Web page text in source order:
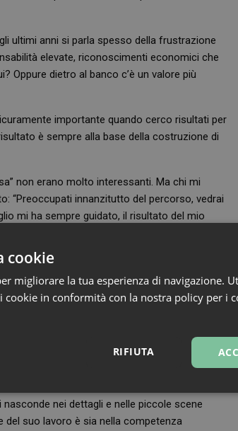
ultimi anni si parla spesso della frustrazione
elevate, riconoscimenti economici che
Oppure dietro al banco c’è un valore più
importante quando cerco risultati per
è sempre alla base della costruzione di
non erano molto interessanti. Ma chi mi
“Preoccupati innanzitutto del percorso, vedrai
mi ha sempre guidato, il risultato del mio
soddisfazione.
avere la costruzione di valore come linea
intrinseca.
di gratitudine, di umanità. È una
nascosta nei dettagli più semplici: il
pianto del suo bambino, il sorriso di un
hai aiutato con un consiglio dato con cura.
nei dettagli e nelle piccole scene
del suo lavoro è sia nella competenza
cookie
migliorare la tua esperienza di navigazione.
in conformità con la nostra policy per i
RIFIUTA
Marketing Non